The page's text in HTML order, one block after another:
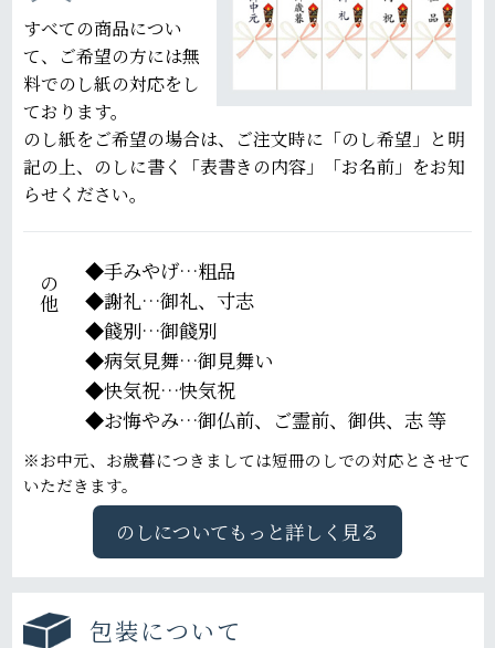
すべての商品につい
て、ご希望の方には無
料でのし紙の対応をし
ております。
のし紙をご希望の場合は、ご注文時に「のし希望」と明
記の上、のしに書く「表書きの内容」「お名前」をお知
らせください。
その他
手みやげ…粗品
謝礼…御礼、寸志
餞別…御餞別
病気見舞…御見舞い
快気祝…快気祝
お悔やみ…御仏前、ご霊前、御供、志 等
※お中元、お歳暮につきましては短冊のしでの対応とさせて
いただきます。
のしについてもっと詳しく見る
包装について